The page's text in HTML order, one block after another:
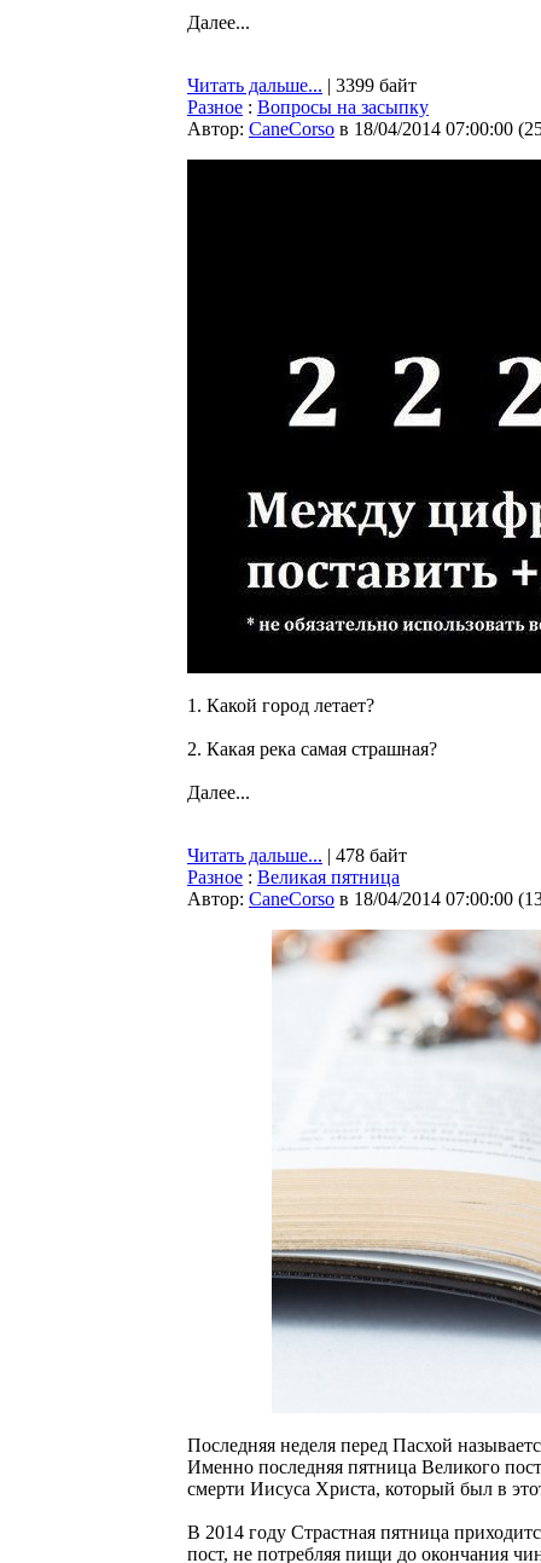
Далее...
Читать дальше... | 3399 байт
Разное : Вопросы на засыпку
Автор: CaneCorso в 18/04/2014 07:00:00 (
1. Какой город летает?
2. Какая река самая страшная?
Далее...
Читать дальше... | 478 байт
Разное : Великая пятница
Автор: CaneCorso в 18/04/2014 07:00:00 (
Последняя неделя перед Пасхой
Именно последняя пятница Великого
смерти Иисуса Христа, который был в
В 2014 году Страстная пятница
пост, не потребляя пищи до окончания